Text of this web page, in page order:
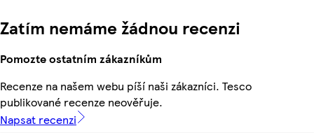
Zatím nemáme žádnou recenzi
Pomozte ostatním zákazníkům
Recenze na našem webu píší naši zákazníci. Tesco
publikované recenze neověřuje.
Napsat recenzi